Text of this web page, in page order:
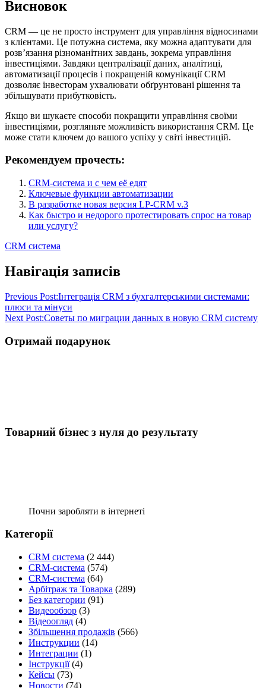
Висновок
CRM — це не просто інструмент для управління відносинами
з клієнтами. Це потужна система, яку можна адаптувати для
розв’язання різноманітних завдань, зокрема управління
інвестиціями. Завдяки централізації даних, аналітиці,
автоматизації процесів і покращеній комунікації CRM
дозволяє інвесторам ухвалювати обґрунтовані рішення та
збільшувати прибутковість.
Якщо ви шукаєте способи покращити управління своїми
інвестиціями, розгляньте можливість використання CRM. Це
може стати ключем до вашого успіху у світі інвестицій.
Рекомендуем прочесть:
CRM-система и с чем её едят
Ключевые функции автоматизации
В разработке новая версия LP-CRM v.3
Как быстро и недорого протестировать спрос на товар
или услугу?
CRM система
Навігація записів
Previous Post:Інтеграція CRM з бухгалтерськими системами:
плюси та мінуси
Next Post:Советы по миграции данных в новую CRM систему
Отримай подарунок
Товарний бізнес з нуля до результату
Почни заробляти в інтернеті
Категорії
CRM система (2 444)
CRM-система (574)
CRM-система (64)
Арбітраж та Товарка (289)
Без категории (91)
Видеообзор (3)
Відеоогляд (4)
Збільшення продажів (566)
Инструкции (14)
Интеграции (1)
Інструкції(4)
Кейсы (73)
Новости (74)